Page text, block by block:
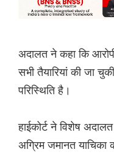
अदालत ने कहा कि
सभी तैयारियां की जा
परिस्थिति है।
हाईकोर्ट ने विशेष
अग्रिम जमानत याचिका